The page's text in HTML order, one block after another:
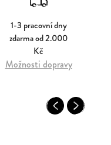
1-3 pracovní dny
zdarma od 2.000
Kč
Možnosti dopravy
PreviousNext